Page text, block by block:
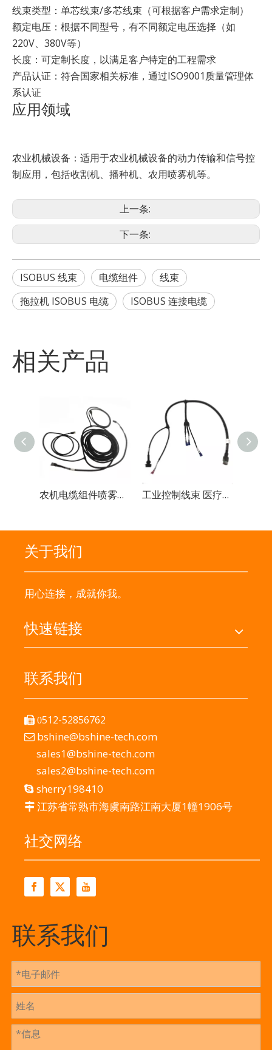
线束类型：单芯线束/多芯线束（可根据客户需求定制）
额定电压：根据不同型号，有不同额定电压选择（如
220V、380V等）
长度：可定制长度，以满足客户特定的工程需求
产品认证：符合国家相关标准，通过ISO9001质量管理体
系认证
应用领域
农业机械设备：适用于农业机械设备的动力传输和信号控
制应用，包括收割机、播种机、农用喷雾机等。
上一条:
下一条:
ISOBUS 线束 电缆组件
线束
拖拉机 ISOBUS 电缆
ISOBUS 连接电缆
相关产品
农机电缆组件喷雾器线束厂 工业控制线束 医疗设备线
关于我们
用心连接，成就你我。
快速链接
联系我们
 0512-52856762
 bshine@bshine-tech.com
sales1@bshine-tech.com
sales2@bshine-tech.com
 sherry198410
 江苏省常熟市海虞南路江南大厦1幢1906号
社交网络
联系我们